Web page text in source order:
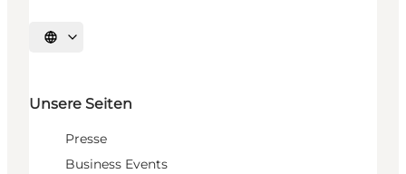
Sprache auswählen
Unsere Seiten
Presse
Business Events